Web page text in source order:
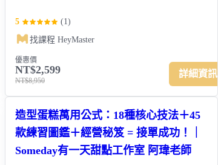
5 (1 )
找課程 HeyMaster
優惠價
NT$2,599
NT$8,950
詳細資訊
造型蛋糕萬用公式：18種核心技法＋45
款練習圖鑑＋經營秘笈 = 接單成功！｜
Someday有一天甜點工作室 阿瑋老師